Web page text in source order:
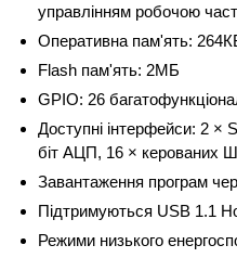
управлінням робочою
Оперативна пам'ять:
Flash пам'ять: 2МБ
GPIO: 26
Доступні інтерфейси: 2 ×
біт АЦП, 16 × керованих
Завантаження програм
Підтримуються USB 1.1
Режими низького